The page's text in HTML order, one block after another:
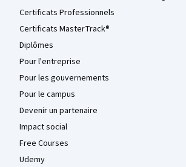
Certificats Professionnels
Certificats MasterTrack®
Diplômes
Pour l'entreprise
Pour les gouvernements
Pour le campus
Devenir un partenaire
Impact social
Free Courses
Udemy